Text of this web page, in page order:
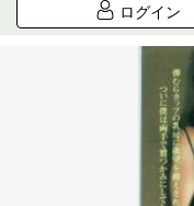
ログイン